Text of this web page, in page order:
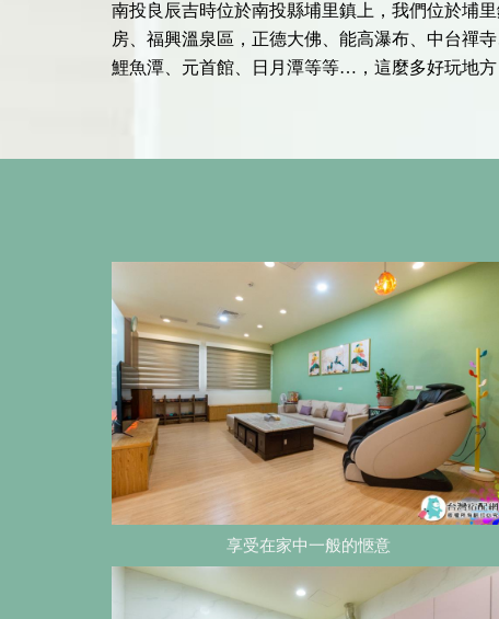
南投良辰吉時位於南投縣埔里鎮上，我們位於埔
房、福興溫泉區，正德大佛、能高瀑布、中台禪
鯉魚潭、元首館、日月潭等等…，這麼多好玩地
享受在家中一般的愜意